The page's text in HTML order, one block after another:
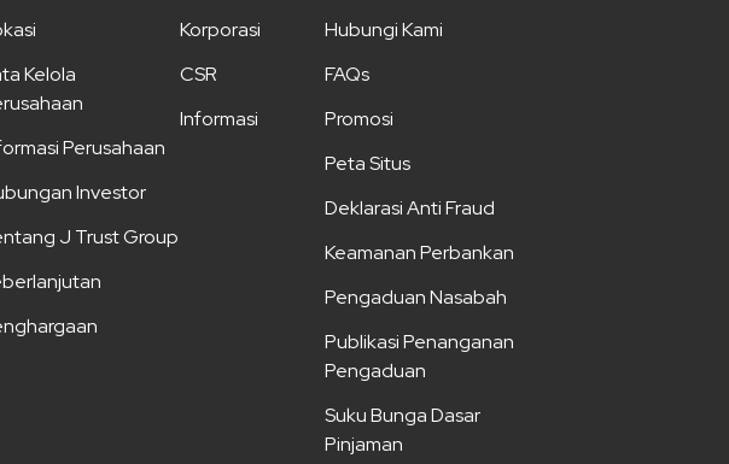
Kelola
Perusahaan
Investor
J Trust Group
Korporasi
CSR
Informasi
Hubungi Kami
FAQs
Promosi
Peta Situs
Deklarasi Anti Fraud
Keamanan Perbankan
Pengaduan Nasabah
Publikasi Penanganan
Pengaduan
Suku Bunga Dasar
Pinjaman